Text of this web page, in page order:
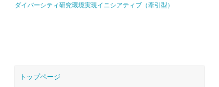
ダイバーシティ研究環境実現イニシアティブ（牽引型）
トップページ